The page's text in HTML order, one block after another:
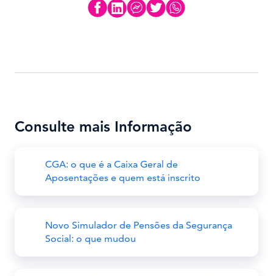
Consulte mais Informação
CGA: o que é a Caixa Geral de
Aposentações e quem está inscrito
Novo Simulador de Pensões da Segurança
Social: o que mudou